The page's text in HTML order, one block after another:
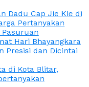
Dadu Cap Jie Kie di
Pertanyakan
Pasuruan
Hari Bhayangkara
Presisi dan Dicintai
di Kota Blitar,